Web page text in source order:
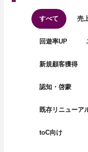
すべて 売
回遊率UP
新規顧客獲得
認知・啓蒙
既存リニューア
toC向け